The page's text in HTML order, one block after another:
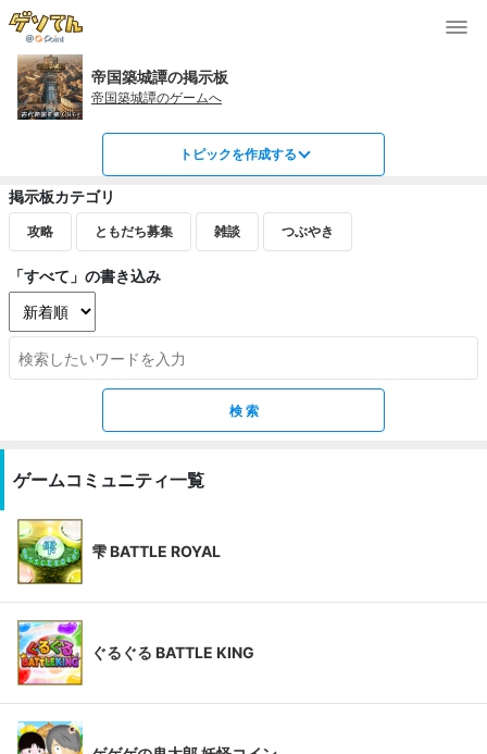
帝国築城譚の掲示板
帝国築城譚のゲームへ
トピックを作成する
掲示板カテゴリ
攻略 ともだち募集 雑談 つぶやき
「すべて」の書き込み
ゲームコミュニティ一覧
雫 BATTLE ROYAL
ぐるぐる BATTLE KING